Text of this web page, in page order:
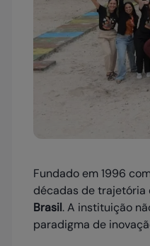
Fundado em 1996
décadas de trajetória
Brasil. A instituição
paradigma de